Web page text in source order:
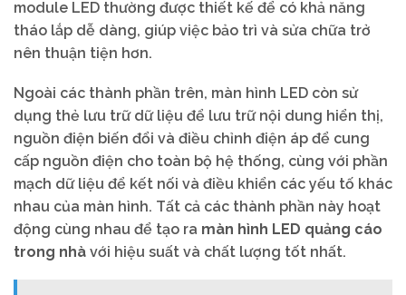
module LED thường được thiết kế để có khả năng
tháo lắp dễ dàng, giúp việc bảo trì và sửa chữa trở
nên thuận tiện hơn.
Ngoài các thành phần trên, màn hình LED còn sử
dụng thẻ lưu trữ dữ liệu để lưu trữ nội dung hiển thị,
nguồn điện biến đổi và điều chỉnh điện áp để cung
cấp nguồn điện cho toàn bộ hệ thống, cùng với phần
mạch dữ liệu để kết nối và điều khiển các yếu tố khác
nhau của màn hình. Tất cả các thành phần này hoạt
động cùng nhau để tạo ra màn hình LED quảng cáo
trong nhà với hiệu suất và chất lượng tốt nhất.